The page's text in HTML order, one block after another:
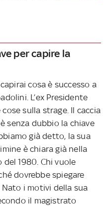
per capire la
cosa è successo a
L’ex Presidente
sulla strage. Il caccia
senza dubbio la chiave
già detto, la sua
è chiara già nella
1980. Chi vuole
dovrebbe spiegare
i motivi della sua
il magistrato